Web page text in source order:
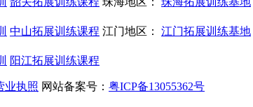
中山拓展训练课程 江门地区： 江门拓展训练基地
阳江拓展训练课程
业执照 网站备案号： 粤ICP备13055362号